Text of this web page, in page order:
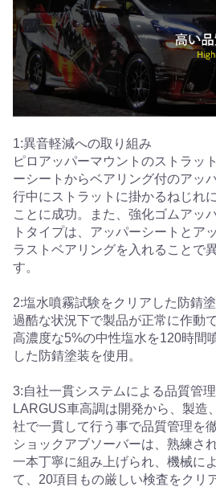
1:異音軽減への取り組み
ピロアッパーマウントのストラッ
ーシートからベアリング付のアッ
行中にストラットに掛かるねじれ
ことに成功。また、強化ゴムアッ
トタイプは、アッパーシートとア
ラストベアリングを入れることで
す。
2:塩水噴霧試験をクリアした防錆
過酷な状況下で製品が正常に作動
高濃度な5%の中性塩水を120時間
した防錆塗装を使用。
3:自社一貫システムによる品質管
LARGUS車高調は開発から、製造
社で一貫して行う事で品質管理を
ショックアブソーバーは、熟練さ
一本丁寧に組み上げられ、機械に
て、20項目もの厳しい検査をクリ